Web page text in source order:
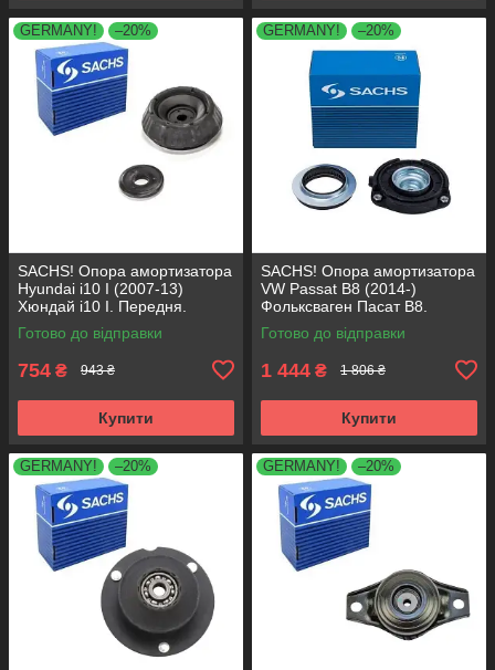
GERMANY! –20%
SACHS! Опора амортизатора
Hyundai i10 I (2007-13)
Хюндай i10 I. Передня.
SM5818 , 801063 , KB689.27 ,
VKDA88511
Готово до відправки
754 ₴ 943 ₴
Купити
GERMANY! –20%
SACHS! Опора амортизатора
VW Passat B8 (2014-)
Фольксваген Пасат B8.
Передня. 803024 , KB657.27 ,
VKDA35167
Готово до відправки
1 444 ₴ 1 806 ₴
Купити
GERMANY! –20% GERMANY! –20%